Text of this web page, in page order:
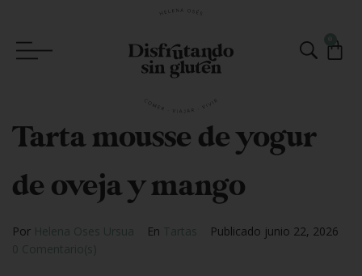
Tarta mousse de yogur
de oveja y mango
Por Helena Oses Ursua En Tartas Publicado junio 22, 2026
0 Comentario(s)